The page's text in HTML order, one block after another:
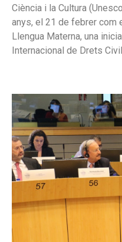
Ciència i la Cultura
anys, el 21 de febrer com
Llengua Materna, una
Internacional de Drets